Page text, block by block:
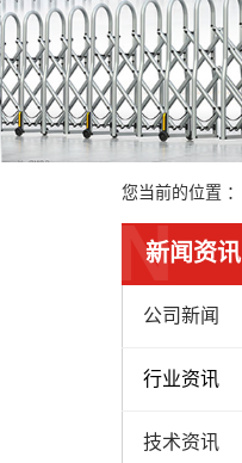
您当前的位置 ：
新闻资讯
N
公司新闻
行业资讯
技术资讯